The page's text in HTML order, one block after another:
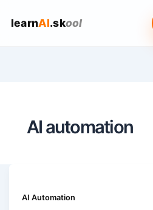
learnAI.skool
AI automation
AI Automation